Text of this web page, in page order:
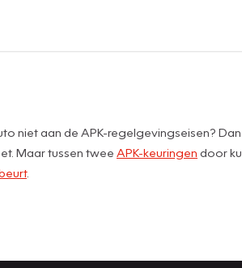
niet aan de APK-regelgevingseisen?
Maar tussen twee APK-keuringen door
.